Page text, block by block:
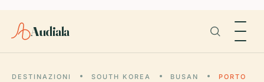
Audiala
DESTINAZIONI SOUTH KOREA BUSAN
PORTO